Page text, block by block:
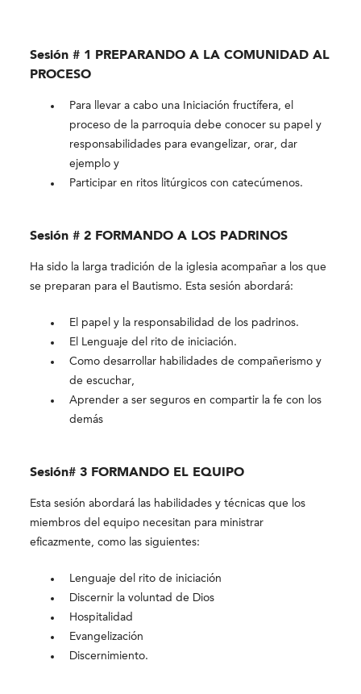
Sesión # 1 PREPARANDO A LA COMUNIDAD AL
PROCESO
Para llevar a cabo una Iniciación fructífera, el
proceso de la parroquia debe conocer su papel y
responsabilidades para evangelizar, orar, dar
ejemplo y
Participar en ritos litúrgicos con catecúmenos.
Sesión # 2 FORMANDO A LOS PADRINOS
Ha sido la larga tradición de la iglesia acompañar a los que
se preparan para el Bautismo. Esta sesión abordará:
El papel y la responsabilidad de los padrinos.
El Lenguaje del rito de iniciación.
Como desarrollar habilidades de compañerismo y
de escuchar,
Aprender a ser seguros en compartir la fe con los
demás
Sesión# 3 FORMANDO EL EQUIPO
Esta sesión abordará las habilidades y técnicas que los
miembros del equipo necesitan para ministrar
eficazmente, como las siguientes:
Lenguaje del rito de iniciación
Discernir la voluntad de Dios
Hospitalidad
Evangelización
Discernimiento.